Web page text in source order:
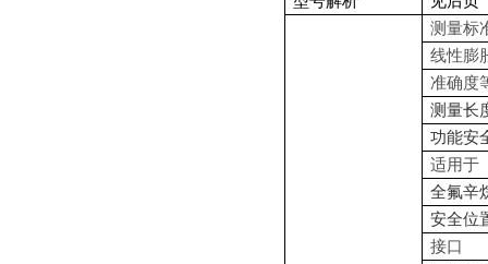
测量标
线性膨
准确度
测量长
功能安
适用于
全氟辛
安全位
接口